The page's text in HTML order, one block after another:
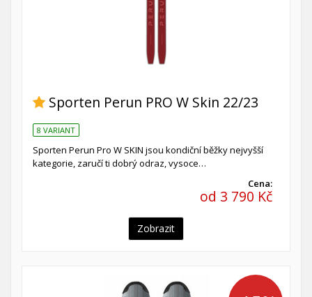
Sporten Perun PRO W Skin 22/23
8 VARIANT
Sporten Perun Pro W SKIN jsou kondiční běžky nejvyšší
kategorie, zaručí ti dobrý odraz, vysoce…
Cena:
od 3 790 Kč
Zobrazit